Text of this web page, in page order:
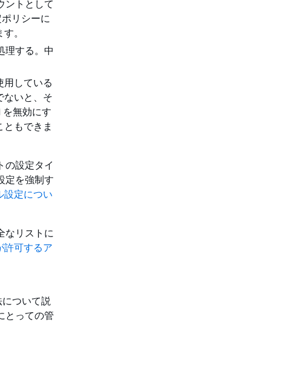
ントとして
リシーに
。
理する。中
用している
ないと、そ
無効にす
もできま
の設定タイ
定を強制す
設定につい
なリストに
許可するア
ついて説
とっての管